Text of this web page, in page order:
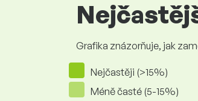
Grafika znázorňuje, jak
Nejčastěji (>15%)
Méně časté (5-15%)